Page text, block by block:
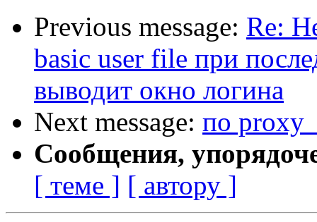
Previous message: Re:
basic user file при
выводит окно логина
Next message: по
Сообщения,
[ теме ] [ автору ]